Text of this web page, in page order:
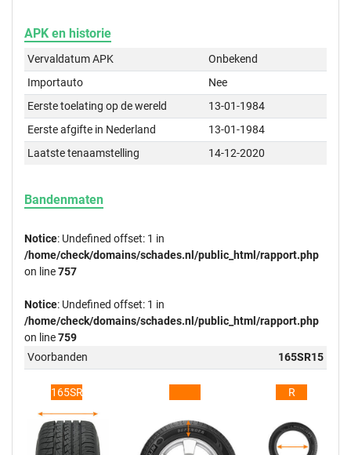
APK en historie
Vervaldatum APK
Onbekend
Importauto
Nee
Eerste toelating op de wereld
13-01-1984
Eerste afgifte in Nederland
13-01-1984
Laatste tenaamstelling
14-12-2020
Bandenmaten
Notice: Undefined offset: 1 in
/home/check/domains/schades.nl/public_html/rapport.php
on line757
Notice: Undefined offset: 1 in
/home/check/domains/schades.nl/public_html/rapport.php
on line759
Voorbanden
165SR15
165SR15 R